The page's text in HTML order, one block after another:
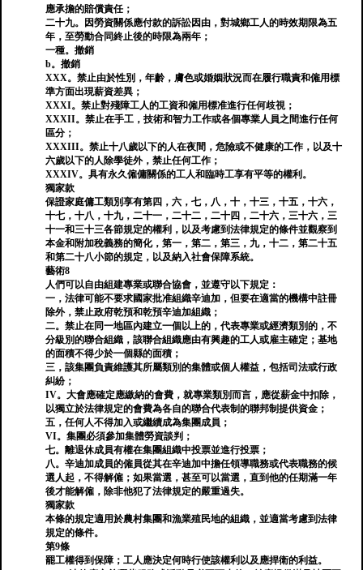
應承擔的賠償責任；
二十九。因勞資關係應付款的訴訟因由，對城鄉工人的時效期限為五
年，至勞動合同終止後的時限為兩年；
一種。撤銷
b。撤銷
XXX。禁止由於性別，年齡，膚色或婚姻狀況而在履行職責和僱用標
準方面出現薪資差異；
XXXI。禁止對殘障工人的工資和僱用標准進行任何歧視；
XXXII。禁止在手工，技術和智力工作或各個專業人員之間進行任何
區分；
XXXIII。禁止十八歲以下的人在夜間，危險或不健康的工作，以及十
六歲以下的人除學徒外，禁止任何工作；
XXXIV。具有永久僱傭關係的工人和臨時工享有平等的權利。
獨家款
保證家庭傭工類別享有第四，六，七，八，十，十三，十五，十六，
十七，十八，十九，二十一，二十二，二十四，二十六，三十六，三
十一和三十三各節規定的權利，以及考慮到法律規定的條件並觀察到
本金和附加稅義務的簡化，第一，第二，第三，九，十二，第二十五
和第二十八小節的規定，以及納入社會保障系統。
藝術8
人們可以自由組建專業或聯合協會，並遵守以下規定：
一，法律可能不要求國家批准組織辛迪加，但要在適當的機構中註冊
除外，禁止政府乾預和乾預辛迪加組織；
二。禁止在同一地區內建立一個以上的，代表專業或經濟類別的，不
分級別的聯合組織，該聯合組織應由有興趣的工人或雇主確定；基地
的面積不得少於一個縣的面積；
三，該集團負責維護其所屬類別的集體或個人權益，包括司法或行政
糾紛；
IV。大會應確定應繳納的會費，就專業類別而言，應從薪金中扣除，
以獨立於法律規定的會費為各自的聯合代表制的聯邦制提供資金；
五，任何人不得加入或繼續成為集團成員；
VI。集團必須參加集體勞資談判；
七。離退休成員有權在集團組織中投票並進行投票；
八。辛迪加成員的僱員從其在辛迪加中擔任領導職務或代表職務的候
選人起，不得解僱；如果當選，甚至可以當選，直到他的任期滿一年
後才能解僱，除非他犯了法律規定的嚴重過失。
獨家款
本條的規定適用於農村集團和漁業殖民地的組織，並適當考慮到法律
規定的條件。
第9條
罷工權得到保障；工人應決定何時行使該權利以及應捍衛的利益。